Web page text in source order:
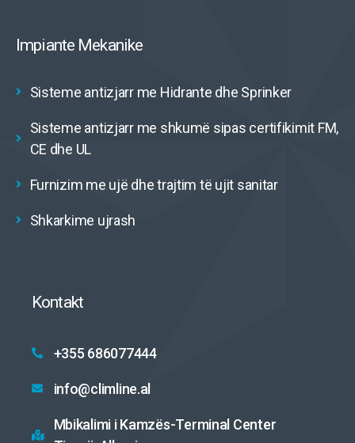
Impiante Mekanike
Sisteme antizjarr me Hidrante dhe Sprinker
Sisteme antizjarr me shkumë sipas certifikimit FM,
CE dhe UL
Furnizim me ujë dhe trajtim të ujit sanitar
Shkarkime ujrash
Kontakt
+355 686077444
info@climline.al
Mbikalimi i Kamzës-Terminal Center